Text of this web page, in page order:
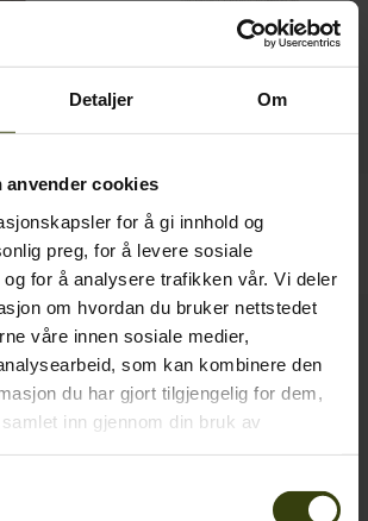
Detaljer Om
anvender cookies
for å gi innhold og
preg, for å levere sosiale
for å analysere trafikken vår. Vi deler
om hvordan du bruker nettstedet
våre innen sosiale medier,
som kan kombinere den
du har gjort tilgjengelig for dem,
inn gjennom din bruk av
Oxford Shooting skjorte
699.00 NOK
4colors
Nyhed